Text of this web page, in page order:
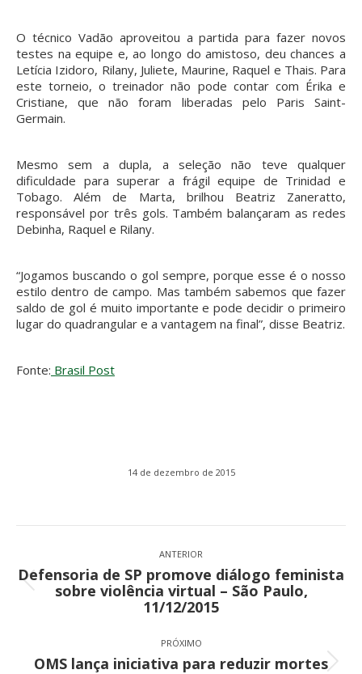
O técnico Vadão aproveitou a partida para fazer novos
testes na equipe e, ao longo do amistoso, deu chances a
Letícia Izidoro, Rilany, Juliete, Maurine, Raquel e Thais. Para
este torneio, o treinador não pode contar com Érika e
Cristiane, que não foram liberadas pelo Paris Saint-
Germain.
Mesmo sem a dupla, a seleção não teve qualquer
dificuldade para superar a frágil equipe de Trinidad e
Tobago. Além de Marta, brilhou Beatriz Zaneratto,
responsável por três gols. Também balançaram as redes
Debinha, Raquel e Rilany.
“Jogamos buscando o gol sempre, porque esse é o nosso
estilo dentro de campo. Mas também sabemos que fazer
saldo de gol é muito importante e pode decidir o primeiro
lugar do quadrangular e a vantagem na final”, disse Beatriz.
Fonte: Brasil Post
14 de dezembro de 2015
post:
ANTERIOR
Post
anterior:
Defensoria de SP promove diálogo feminista
sobre violência virtual – São Paulo,
11/12/2015
PRÓXIMO
Próximo
OMS lança iniciativa para reduzir mortes